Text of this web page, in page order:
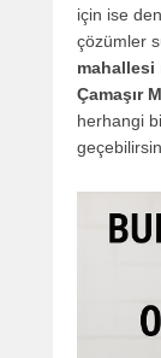
için ise
çözümler
mahallesi
Çamaşır
herhangi